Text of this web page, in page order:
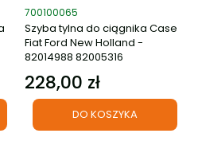
Kod produktu
700100065
Szyba tylna do ciągnika Case
Fiat Ford New Holland -
82014988 82005316
Cena
228,00 zł
DO KOSZYKA